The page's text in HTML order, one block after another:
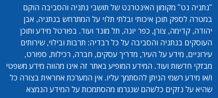
"נתניה נט" מקומון האינטרנט של תושבי נתניה והסביבה הוקם
במטרה לספק תוכן איכותי ובלתי תלוי על המתרחש בנתניה, אבן
יהודה, קדימה, צורן, כפר יונה, תל מונד ועוד. בפורטל מידע ותוכן
העוסקים בנתניה והסביבה על כל רבדיה: תרבות ובילוי, שירותים
עירוניים, מידע על העיר, מדריך עסקים, חברה, רכילות, ספורט,
מבזקי חדשות ועוד. המידע המופיע באתר זה אינו מהווה מידע משפטי
ו/או מידע רשמי הניתן להסתמך עליו. אין המערכת אחראית בצורה כל
שהיא על נזקים כלשהם שנגרמו מהסתמכות על המידע הנמצא